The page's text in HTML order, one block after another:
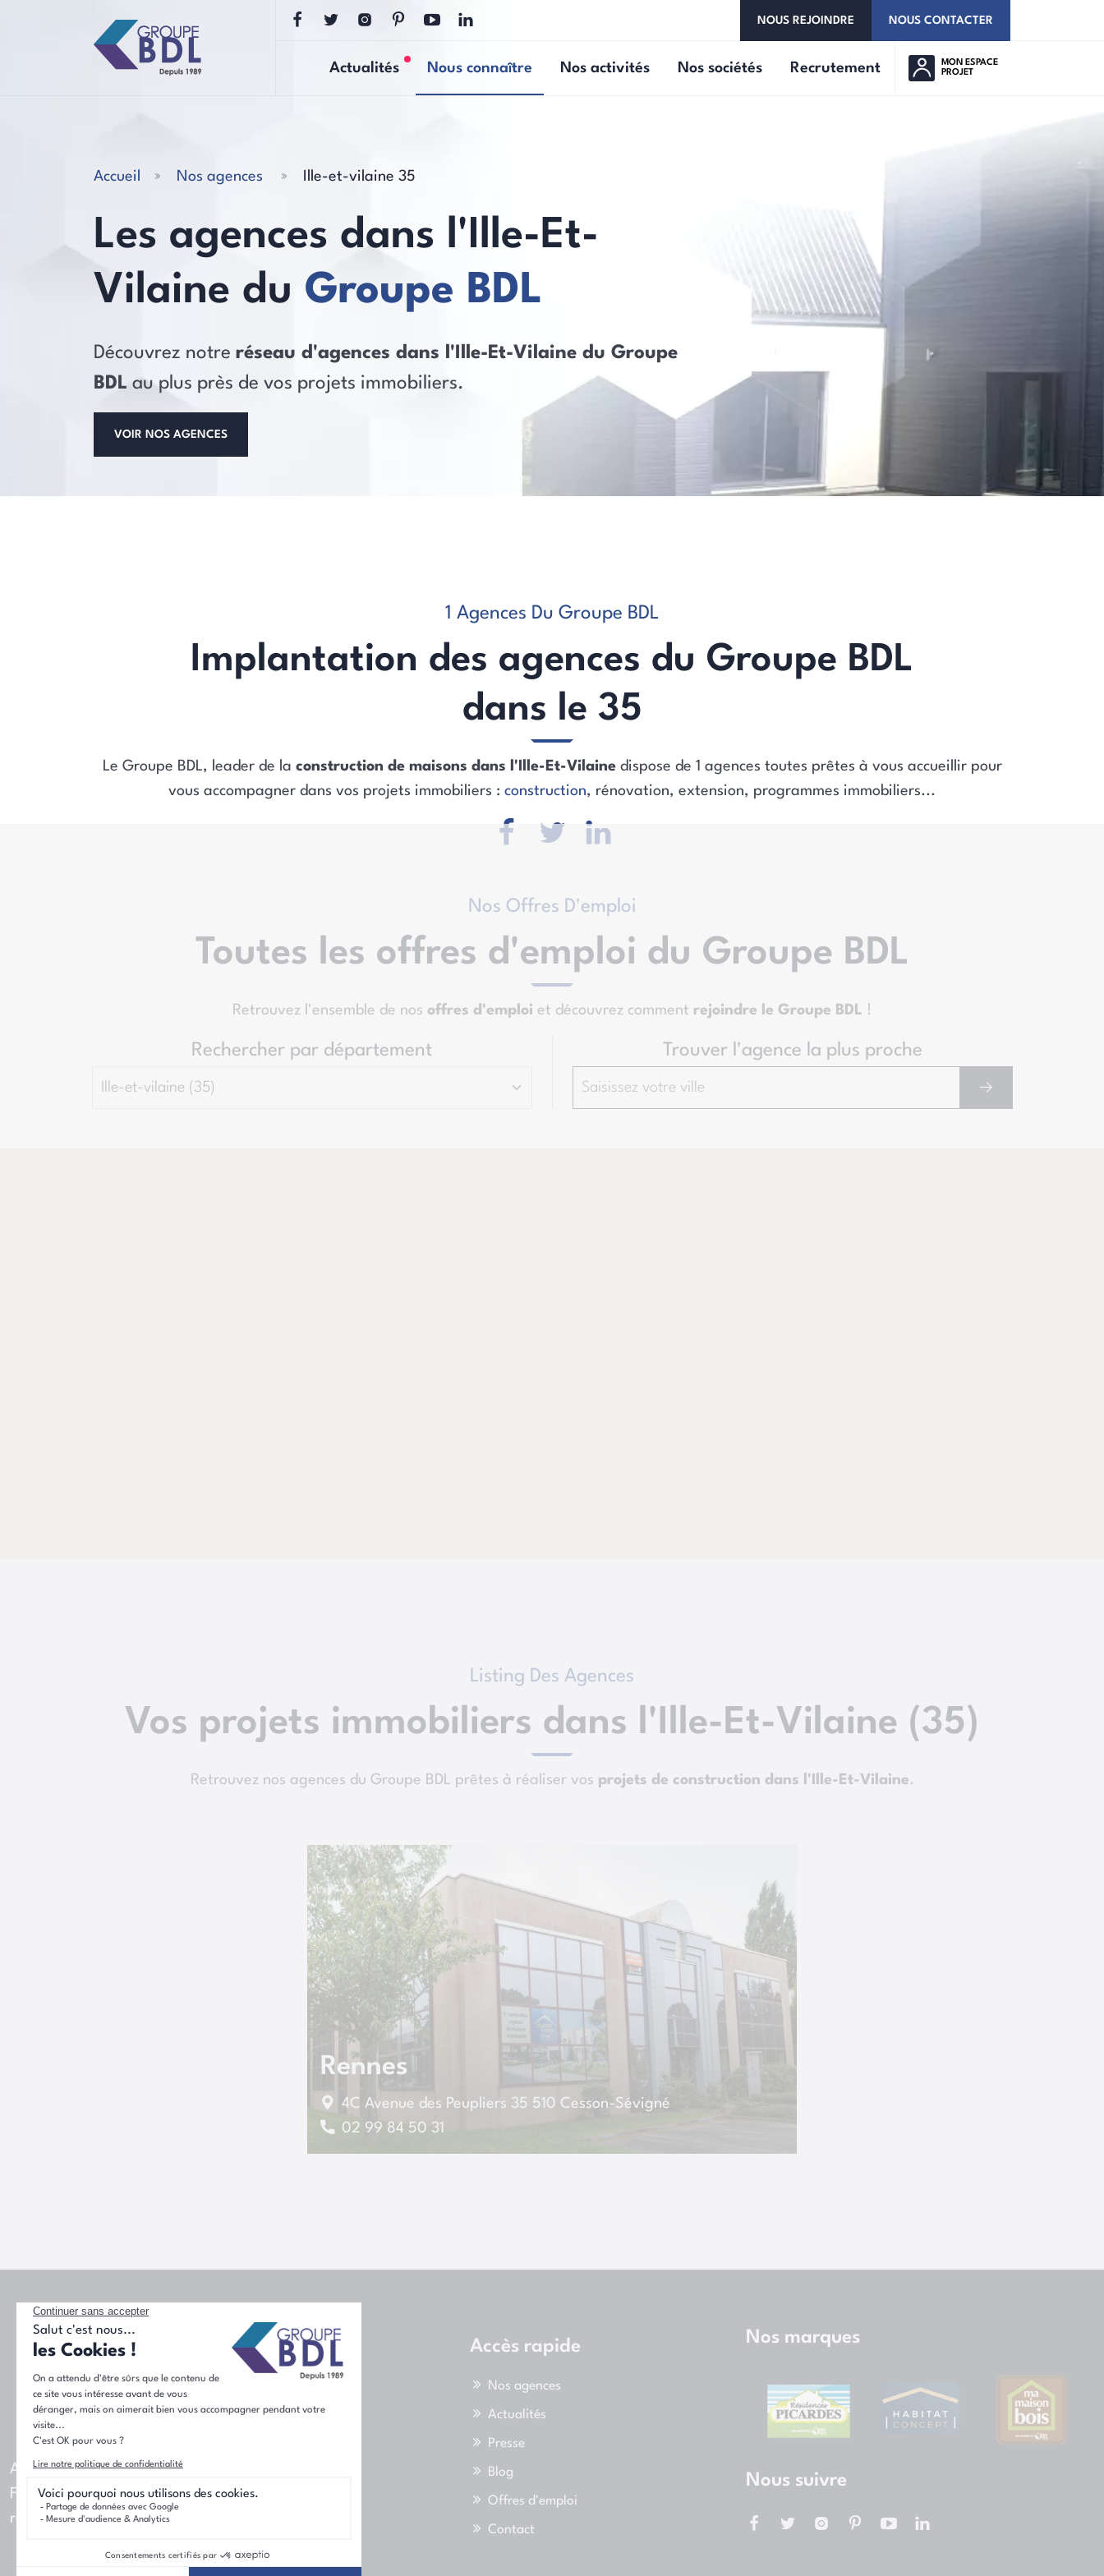
NOUS REJOINDRE NOUS CONTACTER
Actualités Nouvelles actualités
Nous connaître Nos activités Nos sociétés Recrutement
MON ESPACE
PROJET
Accueil Nos agences Ille-et-vilaine 35
Les agences dans l'Ille-Et-
Vilaine du Groupe BDL
Découvrez notre réseau d'agences dans l'Ille-Et-Vilaine du Groupe
BDL au plus près de vos projets immobiliers.
VOIR NOS AGENCES
1 Agences Du Groupe BDL
Implantation des agences du Groupe BDL
dans le 35
Le Groupe BDL, leader de la construction de maisons dans l'Ille-Et-Vilainedispose de 1 agences toutes prêtes à vous accueillir pour
vous accompagner dans vos projets immobiliers : construction, rénovation, extension, programmes immobiliers...
Nos Offres D'emploi
Toutes les offres d'emploi du Groupe BDL
Retrouvez l'ensemble de nos offres d'emploi et découvrez comment rejoindre le Groupe BDL !
Rechercher par département Trouver l'agence la plus proche
Listing Des Agences
Vos projets immobiliers dans l'Ille-Et-Vilaine (35)
Retrouvez nos agences du Groupe BDL prêtes à réaliser vos projets de construction dans l'Ille-Et-Vilaine.
Rennes
4C Avenue des Peupliers 35 510 Cesson-Sévigné
02 99 84 50 31
Acteur majeur de l'immobilier dans le nord de la
France, le Groupe BDL est le premier constructeur
régional de maisons individuelles.
Accès rapide
Nos agences
Actualités
Presse
Blog
Offres d'emploi
Contact
Nos marques
Nous suivre